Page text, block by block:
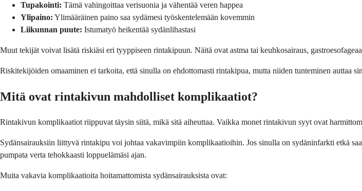
Tupakointi: Tämä vahingoittaa verisuonia ja vähentää veren happea
Ylipaino: Ylimääräinen paino saa sydämesi työskentelemään kovemmin
Liikunnan puute: Istumatyö heikentää sydän­lihastasi
Muut tekijät voivat lisätä riskiäsi eri tyyppiseen rinta­kipuun. Näitä ovat astma tai keuhkosairaus,
Riskitekijöiden omaaminen ei tarkoita, että sinulla on ehdottomasti rinta­kipua, mutta niiden tunteminen auttaa
Mitä ovat rinta­kivun mahdolliset komplikaatiot?
Rinta­kivun komplikaatiot riippuvat täysin siitä, mikä sitä aiheuttaa. Vaikka monet rinta­kivun syyt ovat
Sydän­sairauksiin liittyvä rinta­kipu voi johtaa vakavimpiin komplikaatioihin. Jos sinulla on sydän­infarkti etkä
pumpata verta tehokkaasti loppuelämäsi ajan.
Muita vakavia komplikaatioita hoitamattomista sydän­sairauksista ovat: